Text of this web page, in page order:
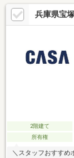
内容】全室クロス張
ール）、CF張替（
ップコンロ・レンジ
（シャワー水栓・
替、全室スイッチ
換、分電盤交換、
兵庫県宝
2階建て
所有権
＼スタッフおすすめ